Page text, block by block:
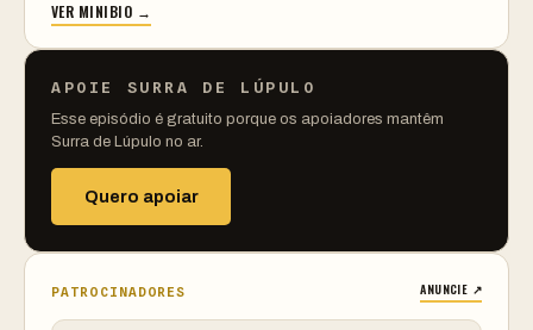
VER MINIBIO →
APOIE SURRA DE LÚPULO
Esse episódio é gratuito porque os apoiadores mantêm
Surra de Lúpulo no ar.
Quero apoiar
PATROCINADORES ANUNCIE ↗